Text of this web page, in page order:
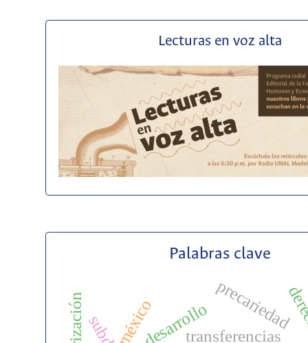
Lecturas en voz alta
Palabras clave
desarrollo
méxico transferencias
precariedad